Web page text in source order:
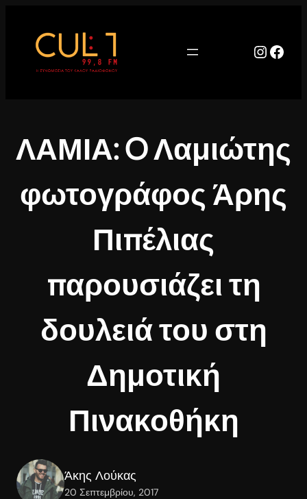
περιεχόμενο
ΛΑΜΙΑ: O Λαμιώτης
φωτογράφος Άρης
Πιπέλιας
παρουσιάζει τη
δουλειά του στη
Δημοτική
Πινακοθήκη
Άκης Λούκας
20 Σεπτεμβρίου, 2017